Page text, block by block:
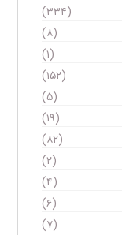
(۳۳۴)
(۸)
(۱)
(۱۵۲)
(۵)
(۱۹)
(۸۲)
(۲)
(۴)
(۶)
(۷)